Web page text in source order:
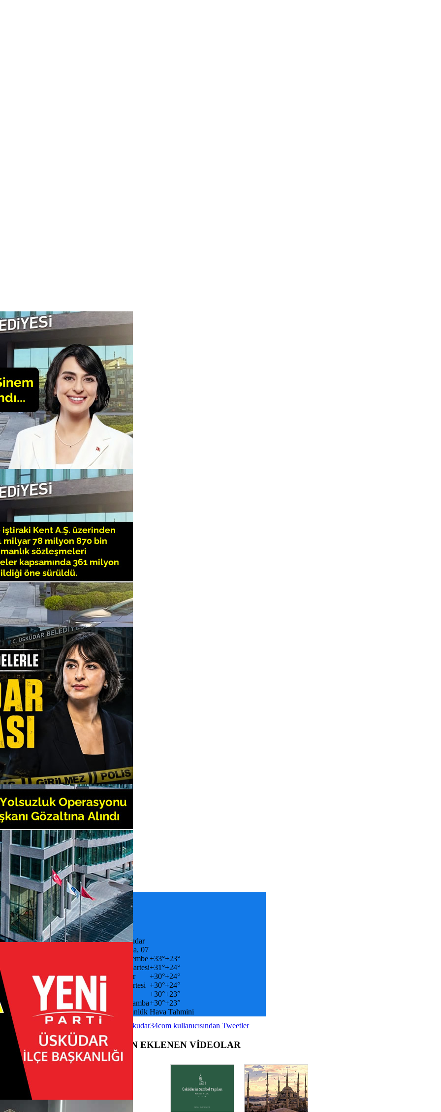
gözaltına alındı
+32
°
C
+33°
+23°
Uskudar
Cuma, 07
Perşembe+33°+23°
Cumartesi+31°+24°
Pazar
+30°+24°
Pazartesi +30°+24°
+30°+23°
Çarşamba+30°+23°
7 Günlük Hava Tahmini
@uskudar34com kullanıcısından Tweetler
SON EKLENEN VİDEOLAR
Tümü
8. İlçe Kongresi'nin tarihi
Erdem Demir yeniden aday
Günü Üsküdar'da kutlanacak
''Önceki döneme dair tespit
30 Ağustos Zafer Bayramı
coşkuyla kutlandı
yeni Kaymakamı Adem Yazıcı
New York Belediye
Adams'a ziyaret
Harem'e 2 kilometrelik iftar
Atıklar Üsküdar için İyiliğe
98. kuruluş yılı Üsküdar'da
Tümü
neden gözaltına alındı?
Başkanı Sinem Dedetaş
gözaltına alındı
vefat etti
Yardımcımızın Üsküdarlılara
Adalet Bakan Yardımcılığı’na
Başkan Yardımcısı Tahsin
istifa etti
vefat etti
belediye hedef ve belediye ne
bayramlaşma yapıldı
Anma Gençlik ve Spor
etkinliklerle kutlandı
Tümü
özel “Anne Eli Pazarı” el
pazarı yoğun ilgi gördü
Gençler “Mini Fest 2” ile
haftası Üsküdar'da kutlandı
- Kuleli - Kandilli ring otobüs
''2025 Yılbaşı Pazarı'' başlıyor
kreş açılışı ve temel atma
günlük 5 bin 300 kişiye ikramda
Yüzüklerde Kasım Ayı
Unutulmaz Deneyimler İçin
doğaya sahip çıkıyor